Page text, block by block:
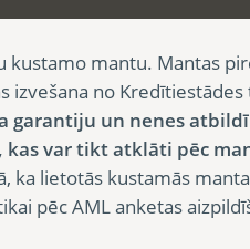
€
kustamo mantu. Mantas
izvešana no
garantiju un nenes
var tikt atklāti pēc
ka lietotās kustamās
pēc AML anketas